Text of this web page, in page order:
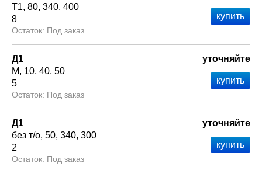
Т1 80 340 400
8
Под заказ
Д1
М
10 40 50
5
Под заказ
уточняйте
Д1
без т/о 50 340 300
2
Под заказ
уточняйте